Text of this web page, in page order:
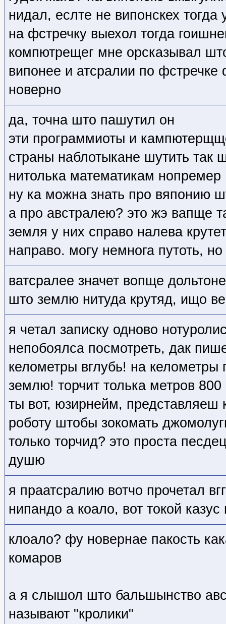
нидал, еслте не випонскех
на фстречку выехол тогда
компютрещег мне орсказывал
випонее и атсралии по
новерно
да, точна што пашутил он
эти программиоты и
страны наблотыкане шутить так
нитолька математикам нопремер
ну ка можна знать про вяпонию
а про австралею? это жэ вапще
земля у них справо налева
направо. могу немнога путоть,
ватсралее значет вопще
што землю нитуда крутяд, ищо
я четал записку одново
непобоялса посмотреть, дак
келометры вглубь! на келометры
землю! торчит толька метров
ты вот, юзирнейм, представляеш
роботу штобы зокомать
только торчид? это проста
душю
я праатсралию вотчо прочетал
нипандо а коало, вот токой
клоало? фу новернае пакость
комаров
а я слышол што бальшынство
называют "кролики"